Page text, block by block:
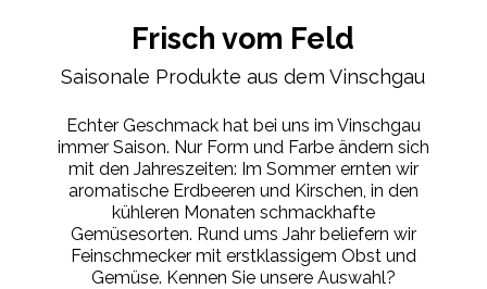
Frisch vom Feld
Saisonale Produkte aus dem Vinschgau
Echter Geschmack hat bei uns im Vinschgau
immer Saison. Nur Form und Farbe ändern sich
mit den Jahreszeiten: Im Sommer ernten wir
aromatische Erdbeeren und Kirschen, in den
kühleren Monaten schmackhafte
Gemüsesorten. Rund ums Jahr beliefern wir
Feinschmecker mit erstklassigem Obst und
Gemüse. Kennen Sie unsere Auswahl?